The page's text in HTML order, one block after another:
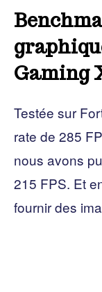
Gaming
Testée sur
rate de 285
nous avons
215 FPS. Et
fournir des